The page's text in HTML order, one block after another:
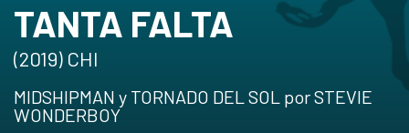
TANTA FALTA
(2019) CHI
MIDSHIPMAN y TORNADO DEL SOL por STEVIE
WONDERBOY